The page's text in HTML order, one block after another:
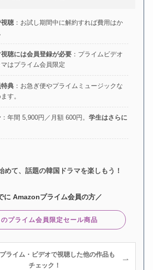
聴：お試し期間中に解約すれば費用はか
聴には会員登録が必要：プライムビデオ
はプライム会員限定
典：お急ぎ便やプライムミュージックな
す。
：年間 5,900円／月額 600円。 学生はさらに
めて、話題の韓国ドラマを楽しもう！
に Amazonプライム会員の方／
プライム会員限定セール商品
ライム・ビデオで視聴した他の作品も
チェック！